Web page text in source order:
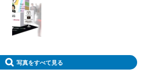
写真をすべて見る